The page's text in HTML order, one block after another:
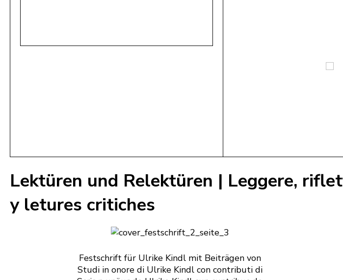
Lektüren und Relektüren | Leggere,
y letures critiches
Festschrift für Ulrike Kindl mit Beiträgen von
Studi in onore di Ulrike Kindl con contributi di